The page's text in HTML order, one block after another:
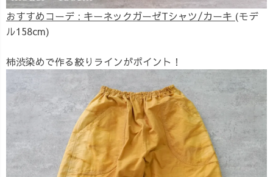
おすすめコーデ : キーネックガーゼTシャツ/カーキ (モデ
ル158cm)
柿渋染めで作る絞りラインがポイント！